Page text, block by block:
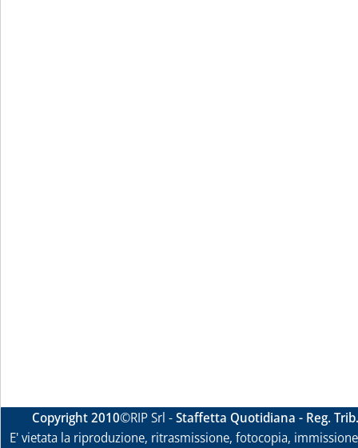
Copyright 2010©RIP Srl -Staffetta Quotidiana - Reg.
E' vietata la riproduzione, ritrasmissione, fotocopia,